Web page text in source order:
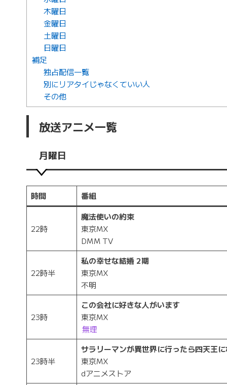
木曜日
金曜日
土曜日
日曜日
補足
独占配信一覧
別にリアタイじゃなくていい人
その他
放送アニメ一覧
月曜日
時間 番組
22時
魔法使いの約束
東京MX
DMM TV
22時半
私の幸せな結婚 2期
東京MX
不明
23時
この会社に好きな人がいます
東京MX
無理
23時半
サラリーマンが異世界に行ったら四天王
東京MX
dアニメストア